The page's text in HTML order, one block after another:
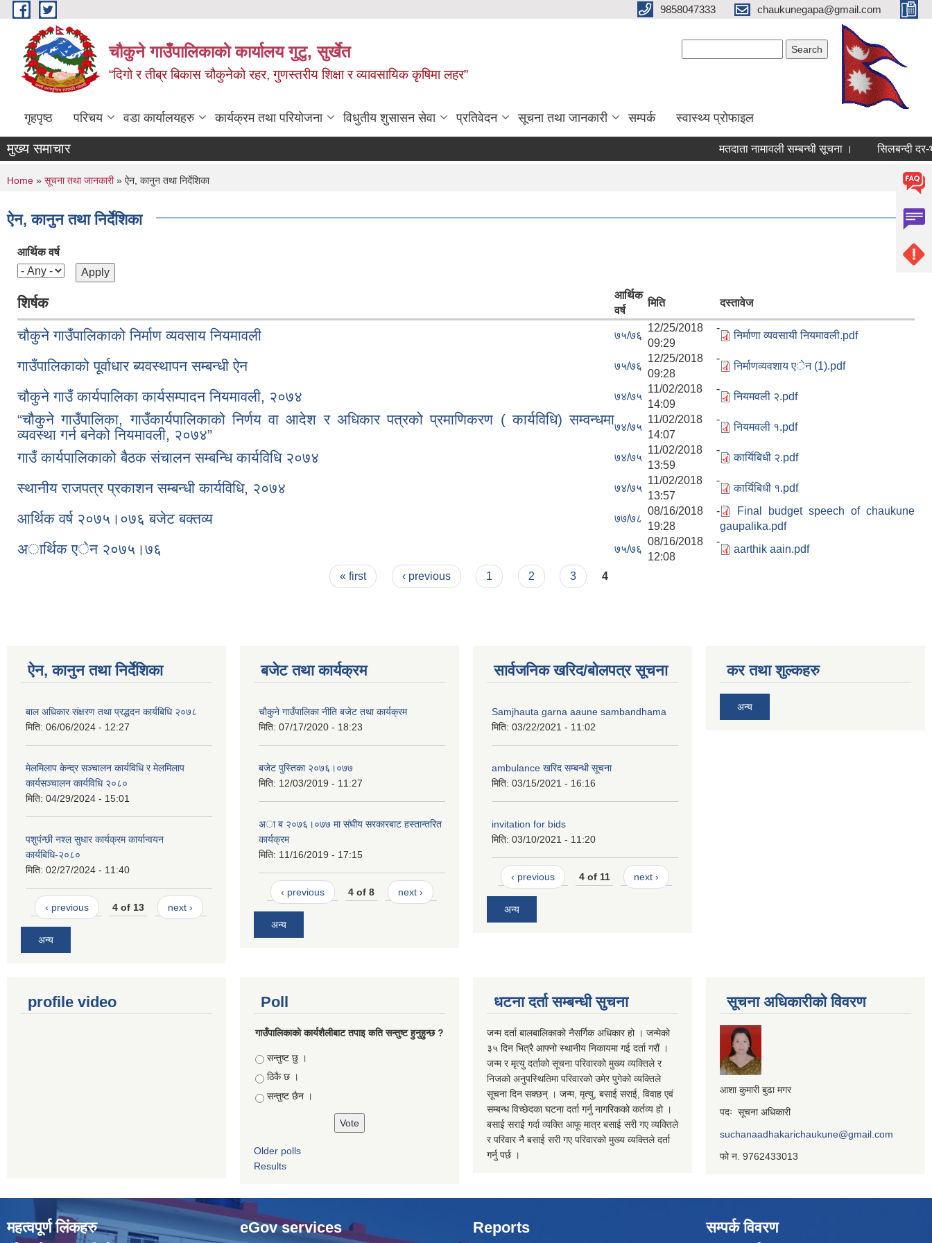
Skip to main content 9858047333 chaukunegapa@gmail.com
चौकुने गाउँपालिकाकाे कार्यालय गुटु, सुर्खेत
“दिगो र तीब्र बिकास चौकुनेको रहर, गुणस्तरीय शिक्षा र व्यावसायिक कृषिमा लहर”
गृहपृष्ठ परिचय वडा कार्यालयहरु कार्यक्रम तथा परियोजना विधुतीय शुसासन सेवा प्रतिवेदन सूचना तथा जानकारी सम्पर्क स्वास्थ्य प्राेफाइल
मुख्य समाचार मतदाता नामावली सम्बन्धी सूचना । सिलबन्दी दर-
You are here
Home » सूचना तथा जानकारी» ऐन, कानुन तथा निर्देशिका
ऐन, कानुन तथा निर्देशिका
आर्थिक वर्ष
शिर्षक
आर्थिक
वर्ष
मिति दस्तावेज
चौकुने गाउँपालिकाको निर्माण व्यवसाय नियमावली ७५/७६
12/25/2018 -
09:29
निर्माणा व्यवसायी नियमावली.pdf
गाउँपालिकाको पूर्वाधार ब्यवस्थापन सम्बन्धी ऐन ७५/७६
12/25/2018 -
09:28
निर्माणव्यवशाय एेन (1).pdf
चौकुने गाउँ कार्यपालिका कार्यसम्पादन नियमावली, २०७४ ७४/७५
11/02/2018 -
14:09
नियमवली २.pdf
“चौकुने गाउँपालिका, गाउँकार्यपालिकाको निर्णय वा आदेश र अधिकार पत्रको प्रमाणिकरण ( कार्यविधि) सम्वन्धमा
व्यवस्था गर्न बनेको नियमावली, २०७४”
७४/७५
11/02/2018 -
14:07
नियमवली १.pdf
गाउँ कार्यपालिकाको बैठक संचालन सम्बन्धि कार्यविधि २०७४ ७४/७५
11/02/2018 -
13:59
कार्यिबिधी २.pdf
स्थानीय राजपत्र प्रकाशन सम्बन्धी कार्यविधि, २०७४ ७४/७५
11/02/2018 -
13:57
कार्यिबिधी १.pdf
आर्थिक वर्ष २०७५।०७६ बजेट बक्तव्य ७७/७८
08/16/2018 -
19:28
Final budget speech of chaukune
gaupalika.pdf
अार्थिक एेन २०७५।७६ ७५/७६
08/16/2018 -
12:08
aarthik aain.pdf
« first ‹ previous 1 2 3 4
ऐन, कानुन तथा निर्देशिका
बाल अधिकार संक्षरण तथा प्रद्धदन कार्यबिधि २०७८
मिति: 06/06/2024 - 12:27
मेलमिलाप केन्द्र सञ्चालन कार्यविधि र मेलमिलाप
कार्यसञ्चालन कार्यविधि २०८०
मिति: 04/29/2024 - 15:01
पशुपंन्छी नश्ल सुधार कार्यक्रम कार्यान्वयन
कार्यबिधि-२०८०
मिति: 02/27/2024 - 11:40
‹ previous 4 of 13 next ›
अन्य
बजेट तथा कार्यक्रम
चाैकुने गाउँपालिका नीति बजेट तथा कार्यक्रम
मिति: 07/17/2020 - 18:23
बजेट पुस्तिका २०७६।०७७
मिति: 12/03/2019 - 11:27
अा ब २०७६।०७७ मा संघीय सरकारबाट हस्तान्तरित
कार्यक्रम
मिति: 11/16/2019 - 17:15
‹ previous 4 of 8 next ›
अन्य
सार्वजनिक खरिद/बोलपत्र सूचना
Samjhauta garna aaune sambandhama
मिति: 03/22/2021 - 11:02
ambulance खरिद सम्बन्धी सूचना
मिति: 03/15/2021 - 16:16
invitation for bids
मिति: 03/10/2021 - 11:20
‹ previous 4 of 11 next ›
अन्य
कर तथा शुल्कहरु
अन्य
profile video Poll
गाउँपालिकाको कार्यशैलीबाट तपाइ कति सन्तुष्ट हुनुहुन्छ ?
Choices
सन्तुष्ट छु ।
ठिकै छ ।
सन्तुष्ट छैन ।
Older polls
Results
धटना दर्ता सम्बन्धी सुचना
जन्म दर्ता बालबालिकाको नैसर्गिक अधिकार हो । जन्मेको
३५ दिन भित्रै आफ्नो स्थानीय निकायमा गई दर्ता गरौं ।
जन्म र मृत्यु दर्ताको सूचना परिवारको मुख्य व्यक्तिले र
निजको अनुपस्थितिमा परिवारको उमेर पुगेको व्यक्तिले
सूचना दिन सक्छन् । जन्म, मृत्यु, बसाई सराई, विवाह एवं
सम्बन्ध विच्छेदका घटना दर्ता गर्नु नागरिकको कर्तव्य हो ।
बसाई सराई गर्दा व्यक्ति आफू मात्र बसाई सरी गए व्यक्तिले
र परिवार नै बसाई सरी गए परिवारको मुख्य व्यक्तिले दर्ता
गर्नु पर्छ ।
सूचना अधिकारीको विवरण
आशा कुमारी बुढा मगर
पदः सूचना अधिकारी
suchanaadhakarichaukune@gmail.com
फो न. 9762433013
महत्वपूर्ण लिंकहरु eGov services Reports सम्पर्क विवरण